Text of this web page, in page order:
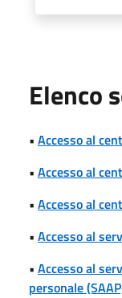
Elenco
• Accesso al
• Accesso al
• Accesso al
• Accesso al
• Accesso al
personale